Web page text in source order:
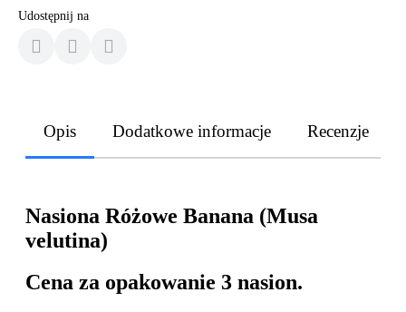
Udostępnij na
Opis Dodatkowe informacje Recenzje
Nasiona Różowe Banana (Musa
velutina)
Cena za opakowanie 3 nasion.